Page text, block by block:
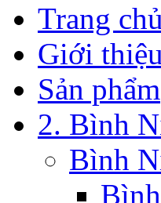
Trang chủ
Giới thiệu
Sản phẩm
2. Bình
Bình